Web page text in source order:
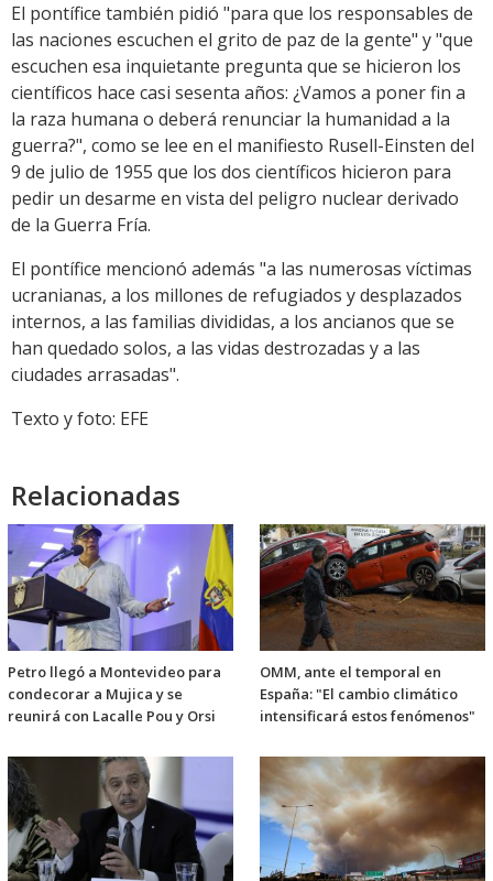
El pontífice también pidió "para que los responsables de
las naciones escuchen el grito de paz de la gente" y "que
escuchen esa inquietante pregunta que se hicieron los
científicos hace casi sesenta años: ¿Vamos a poner fin a
la raza humana o deberá renunciar la humanidad a la
guerra?", como se lee en el manifiesto Rusell-Einsten del
9 de julio de 1955 que los dos científicos hicieron para
pedir un desarme en vista del peligro nuclear derivado
de la Guerra Fría.
El pontífice mencionó además "a las numerosas víctimas
ucranianas, a los millones de refugiados y desplazados
internos, a las familias divididas, a los ancianos que se
han quedado solos, a las vidas destrozadas y a las
ciudades arrasadas".
Texto y foto: EFE
Relacionadas
Petro llegó a Montevideo para
condecorar a Mujica y se
reunirá con Lacalle Pou y Orsi
OMM, ante el temporal en
España: "El cambio climático
intensificará estos fenómenos"